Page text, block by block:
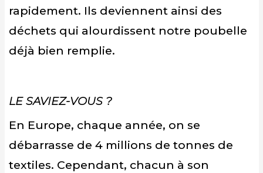
rapidement. Ils deviennent ainsi des
déchets qui alourdissent notre poubelle
déjà bien remplie.
LE SAVIEZ-VOUS ?
En Europe, chaque année, on se
débarrasse de 4 millions de tonnes de
textiles. Cependant, chacun à son